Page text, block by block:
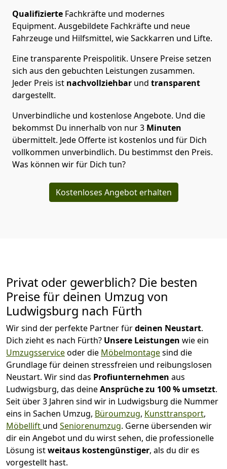
Qualifizierte Fachkräfte und modernes
Equipment. Ausgebildete Fachkräfte und neue
Fahrzeuge und Hilfsmittel, wie Sackkarren und Lifte.
Eine transparente Preispolitik. Unsere Preise setzen
sich aus den gebuchten Leistungen zusammen.
Jeder Preis ist nachvollziehbar und transparent
dargestellt.
Unverbindliche und kostenlose Angebote. Und die
bekommst Du innerhalb von nur3 Minuten
übermittelt. Jede Offerte ist kostenlos und für Dich
vollkommen unverbindlich. Du bestimmst den Preis.
Was können wir für Dich tun?
Kostenloses Angebot erhalten
Privat oder gewerblich? Die besten
Preise für deinen Umzug von
Ludwigsburg nach Fürth
Wir sind der perfekte Partner fürdeinen Neustart.
Dich zieht es nach Fürth? Unsere Leistungen wie ein
Umzugsserviceoder die Möbelmontagesind die
Grundlage für deinen stressfreien und reibungslosen
Neustart. Wir sind das Profiunternehmen aus
Ludwigsburg, das deineAnsprüche zu 100 % umsetzt.
Seit über 3 Jahren sind wir in Ludwigsburg die Nummer
eins in Sachen Umzug, Büroumzug, Kunsttransport,
Möbellift und Seniorenumzug. Gerne übersenden wir
dir ein Angebot und du wirst sehen, die professionelle
Lösung istweitaus kostengünstiger, als du dir es
vorgestellt hast.